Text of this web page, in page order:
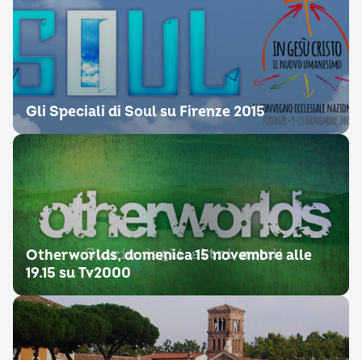
Gli Speciali di Soul su Firenze 2015
Otherworlds, domenica 15 novembre alle
19.15 su Tv2000